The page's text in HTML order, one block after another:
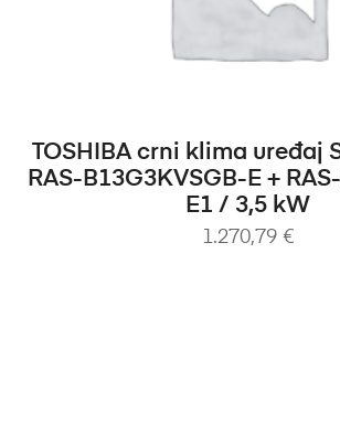
DODAJ U
TOSHIBA crni klima uređaj
RAS-B13G3KVSGB-E +
E1 / 3,5 kW
1.270,79 €